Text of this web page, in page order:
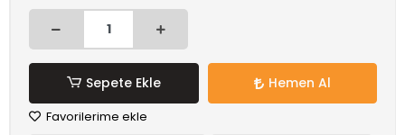
Sepete Ekle Hemen Al
Favorilerime ekle